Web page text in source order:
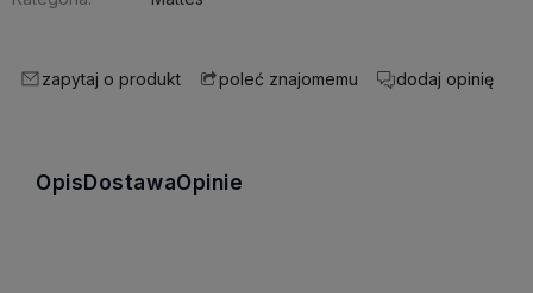
zapytaj o produkt poleć znajomemu dodaj opinię
OpisDostawaOpinie